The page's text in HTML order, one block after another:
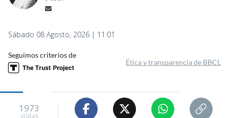
Sábado 08 Agosto, 2026 | 11:01
Seguimos criterios de
Ética y transparencia de BBCL
1973
visitas